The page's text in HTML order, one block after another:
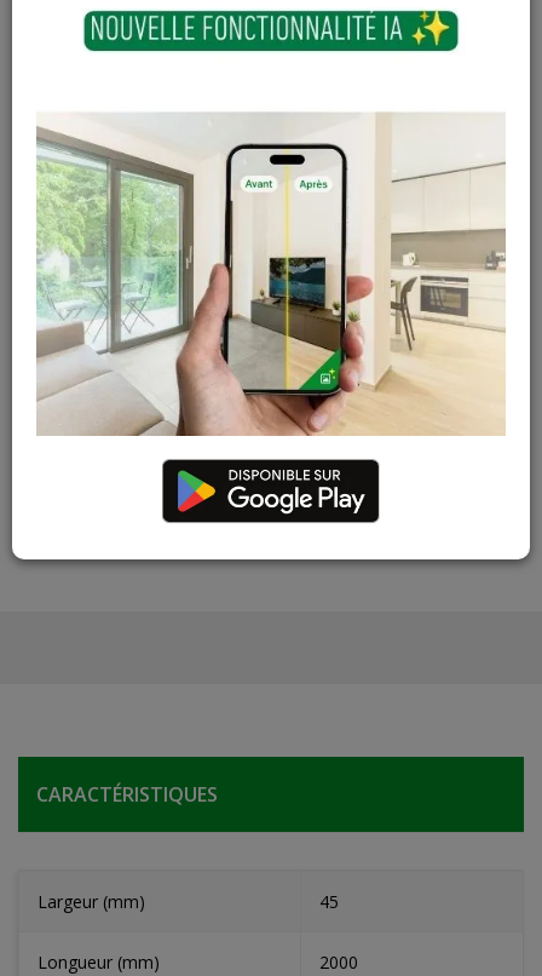
En stock
Magasin / Entrepôt Quantité
Gosselies 73 articles
Court-St-Etienne Hors stock
Cuesmes Hors stock
Contactez Diffusion Menuiserie pour obtenir le temps de
réapprovisionnement pour ce produit
Les teintes, nuances et veinages des photos peuvent
varier par rapport au produit réel
CARACTÉRISTIQUES
Largeur (mm) 45
Longueur (mm) 2000